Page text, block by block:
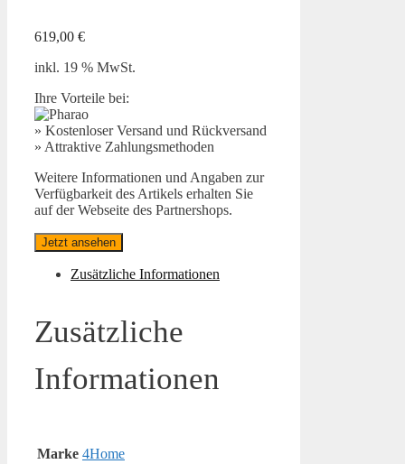
619,00 €
inkl. 19 % MwSt.
Ihre Vorteile bei:
» Kostenloser Versand und Rückversand
» Attraktive Zahlungsmethoden
Weitere Informationen und Angaben zur
Verfügbarkeit des Artikels erhalten Sie
auf der Webseite des Partnershops.
Jetzt ansehen
Zusätzliche Informationen
Zusätzliche
Informationen
Marke 4Home